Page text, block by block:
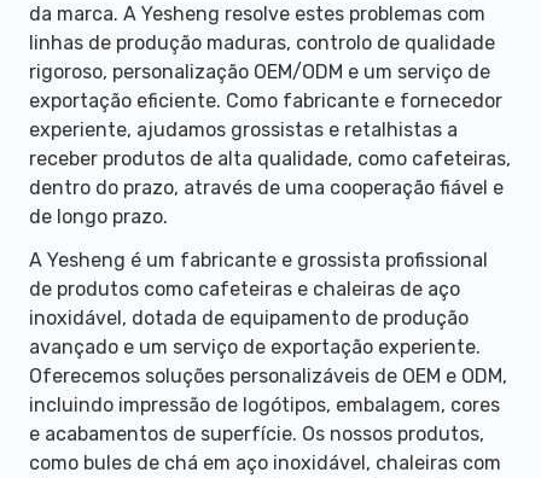
da marca. A Yesheng resolve estes problemas com
linhas de produção maduras, controlo de qualidade
rigoroso, personalização OEM/ODM e um serviço de
exportação eficiente. Como fabricante e fornecedor
experiente, ajudamos grossistas e retalhistas a
receber produtos de alta qualidade, como cafeteiras,
dentro do prazo, através de uma cooperação fiável e
de longo prazo.
A Yesheng é um fabricante e grossista profissional
de produtos como cafeteiras e chaleiras de aço
inoxidável, dotada de equipamento de produção
avançado e um serviço de exportação experiente.
Oferecemos soluções personalizáveis de OEM e ODM,
incluindo impressão de logótipos, embalagem, cores
e acabamentos de superfície. Os nossos produtos,
como bules de chá em aço inoxidável, chaleiras com